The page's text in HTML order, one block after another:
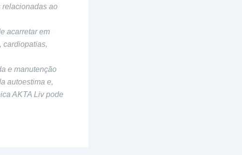
relacionadas ao
acarretar em
cardiopatias,
e manutenção
autoestima e,
AKTA Liv pode